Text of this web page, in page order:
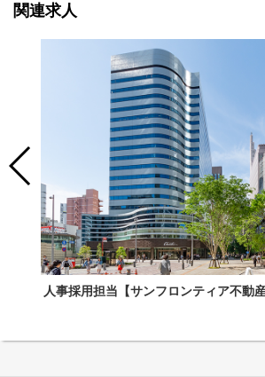
関連求人
人事採用担当【サンフロンティア不動